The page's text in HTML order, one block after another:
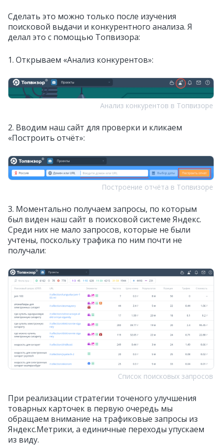
Сделать это можно только после изучения
поисковой выдачи и конкурентного анализа. Я
делал это с помощью Топвизора:
1. Открываем «Анализ конкурентов»:
Анализ конкурентов в Топвизоре
2. Вводим наш сайт для проверки и кликаем
«Построить отчёт»:
Построение отчёта в Топвизоре
3. Моментально получаем запросы, по которым
был виден наш сайт в поисковой системе Яндекс.
Среди них не мало запросов, которые не были
учтены, поскольку трафика по ним почти не
получали:
Список поисковых запросов
При реализации стратегии точеного улучшения
товарных карточек в первую очередь мы
обращаем внимание на трафиковые запросы из
Яндекс.Метрики, а единичные переходы упускаем
из виду.